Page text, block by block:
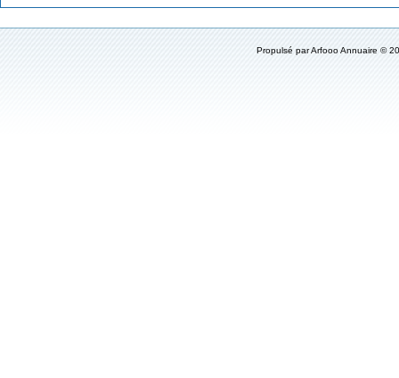
Propulsé parArfooo Annuaire ©